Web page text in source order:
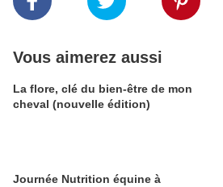
Vous aimerez aussi
La flore, clé du bien-être de mon
cheval (nouvelle édition)
Journée Nutrition équine à